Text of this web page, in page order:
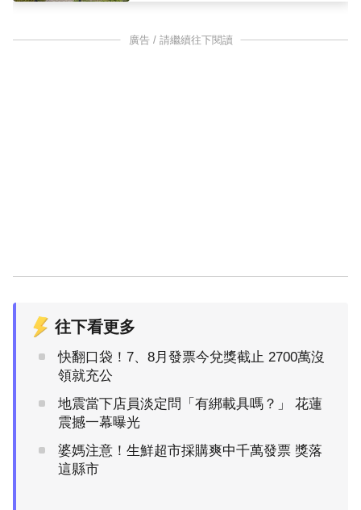
廣告 / 請繼續往下閱讀
往下看更多
快翻口袋！7、8月發票今兌獎截止 2700萬沒
領就充公
地震當下店員淡定問「有綁載具嗎？」 花蓮
震撼一幕曝光
婆媽注意！生鮮超市採購爽中千萬發票 獎落
這縣市